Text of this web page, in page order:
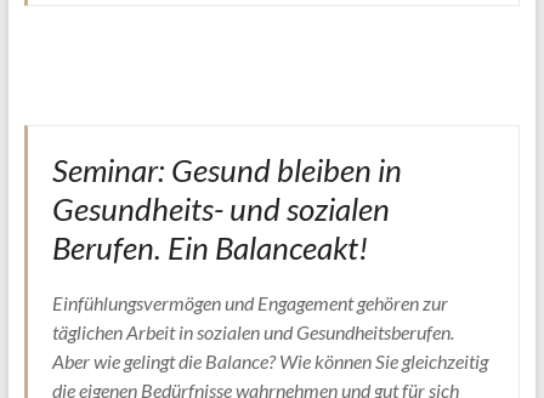
Seminar: Gesund bleiben in
Gesundheits- und sozialen
Berufen. Ein Balanceakt!
Einfühlungsvermögen und Engagement gehören zur
täglichen Arbeit in sozialen und Gesundheitsberufen.
Aber wie gelingt die Balance? Wie können Sie gleichzeitig
die eigenen Bedürfnisse wahrnehmen und gut für sich